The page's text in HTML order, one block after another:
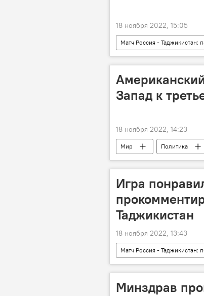
18 ноября 2022, 15:05
Матч Россия - Таджикистан:
футбол
Запад к
18 ноября 2022, 14:23
Мир Политика
Игра
Таджикистан
18 ноября 2022, 13:43
Матч Россия - Таджикистан:
Россия
Минздрав